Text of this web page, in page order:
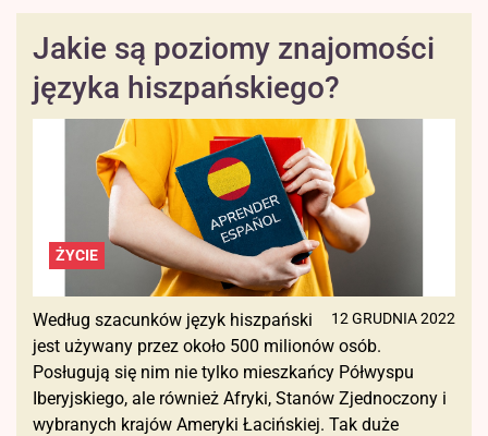
Jakie są poziomy znajomości
języka hiszpańskiego?
ŻYCIE
12 GRUDNIA 2022
Według szacunków język hiszpański
jest używany przez około 500 milionów osób.
Posługują się nim nie tylko mieszkańcy Półwyspu
Iberyjskiego, ale również Afryki, Stanów Zjednoczony i
wybranych krajów Ameryki Łacińskiej. Tak duże